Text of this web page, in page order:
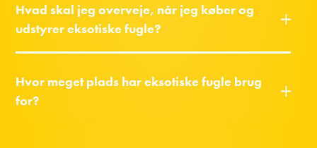
Hvad skal jeg overveje, når jeg køber og
udstyrer eksotiske fugle?
Hvor meget plads har eksotiske fugle brug
for?